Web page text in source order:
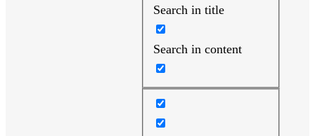
Search in title
Search in content